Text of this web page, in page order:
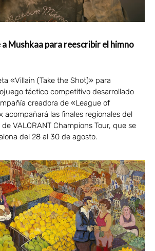
Mushkaa para reescribir el himno
«Villain (Take the Shot)» para
táctico competitivo desarrollado
creadora de «League of
acompañará las finales regionales del
VALORANT Champions Tour, que se
del 28 al 30 de agosto.